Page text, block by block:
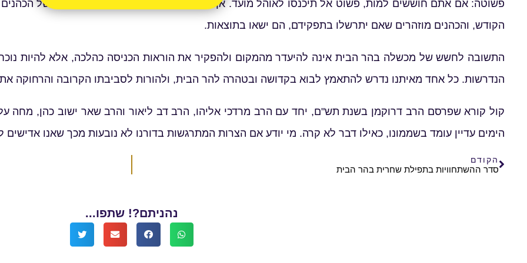
פשוטה: אם אתם חוששים למות, פשוט אל תיכנסו לאוהל מועד. אך הקב"ה עונה תשובה אחרת: התפקיד של הכהנים
הקודש, והכהנים מוזהרים שאם יתרשלו בתפקידם, הם ישאו בתוצאות.
התשובה לחשש של מכשלה בהר הבית אינה להיעדר מהמקום ולהפקיר את הוראות הכניסה כהלכה, אלא להיות
הנדרשות. כל אחד מאיתנו נדרש להתאמץ לבוא בקדושה ובטהרה להר הבית, ולהורות לסביבתו הקרובה והרחוקה
קול קורא שפרסם הרב דרוקמן בשנת תש"ם, יחד עם הרב מרדכי אליהו, הרב דב ליאור והרב שאר ישוב כהן,
הימים עדיין עומד בשממונו, כאילו דבר לא קרה. מי יודע אם הצרות המתרגשות בדורנו לא נובעות מכך שאנו
הקודם
סדר ההשתחוויות בתפילת שחרית בהר הבית
נהניתם?! שתפו...